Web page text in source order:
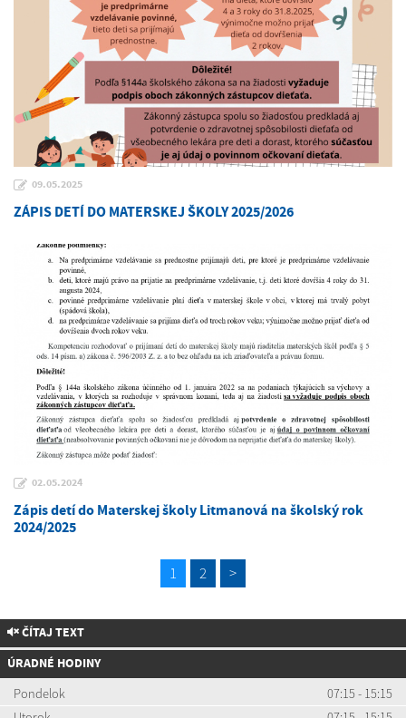
09.05.2025
ZÁPIS DETÍ DO MATERSKEJ ŠKOLY 2025/2026
02.05.2024
Zápis detí do Materskej školy Litmanová na školský rok
2024/2025
1 2 >
ČÍTAJ TEXT
ÚRADNÉ HODINY
Pondelok
07:15 - 15:15